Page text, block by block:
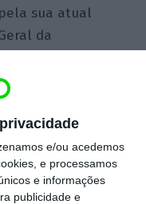
e/ou acedemos
e processamos
e informações
publicidade e
sua atual
da
do
do combate à
igual para
ou favoritismos
e
por Joana